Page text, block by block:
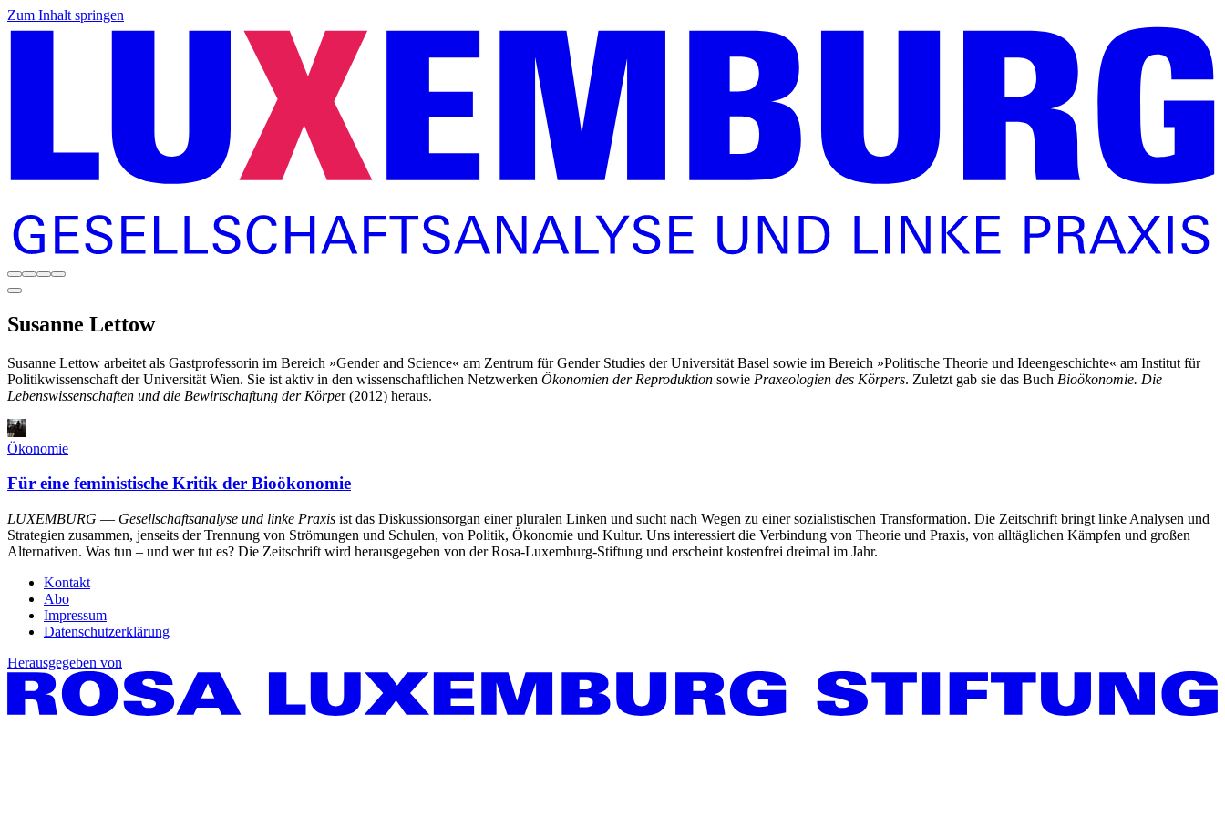
Zum Inhalt springen
Susanne Lettow
Susanne Lettow arbeitet als Gastprofessorin im Bereich »Gender and Science« am Zentrum für Gender Studies der Universität Basel sowie im Bereich »Politische Theorie und Ideengeschichte« am Institut für
Politikwissenschaft der Universität Wien. Sie ist aktiv in den wissenschaftlichen Netzwerken Ökonomien der Reproduktion sowie Praxeologien des Körpers. Zuletzt gab sie das Buch Bioökonomie. Die
Lebenswissenschaften und die Bewirtschaftung der Körper (2012) heraus.
Ökonomie
Für eine feministische Kritik der Bioökonomie
LUXEMBURG — Gesellschaftsanalyse und linke Praxis ist das Diskussionsorgan einer pluralen Linken und sucht nach Wegen zu einer sozialistischen Transformation. Die Zeitschrift bringt linke Analysen und
Strategien zusammen, jenseits der Trennung von Strömungen und Schulen, von Politik, Ökonomie und Kultur. Uns interessiert die Verbindung von Theorie und Praxis, von alltäglichen Kämpfen und großen
Alternativen. Was tun – und wer tut es? Die Zeitschrift wird herausgegeben von der Rosa-Luxemburg-Stiftung und erscheint kostenfrei dreimal im Jahr.
Kontakt
Abo
Impressum
Datenschutzerklärung
Herausgegeben von